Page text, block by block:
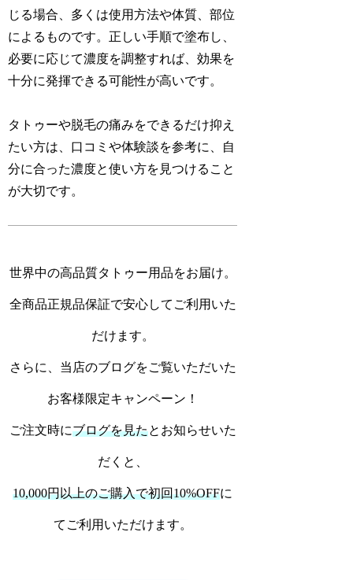
じる場合、多くは使用方法や体質、部位
によるものです。正しい手順で塗布し、
必要に応じて濃度を調整すれば、効果を
十分に発揮できる可能性が高いです。
タトゥーや脱毛の痛みをできるだけ抑え
たい方は、口コミや体験談を参考に、自
分に合った濃度と使い方を見つけること
が大切です。
世界中の高品質タトゥー用品をお届け。
全商品正規品保証で安心してご利用いた
だけます。
さらに、当店のブログをご覧いただいた
お客様限定キャンペーン！
ご注文時にブログを見たとお知らせいた
だくと、
10,000円以上のご購入で初回10%OFFに
てご利用いただけます。